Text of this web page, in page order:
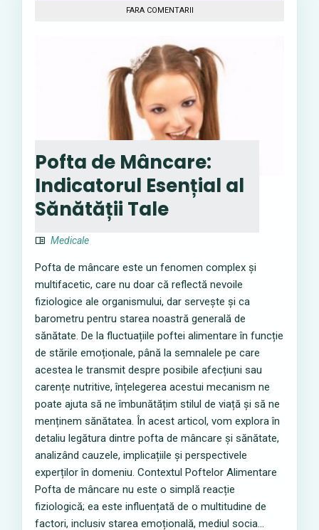
FARA COMENTARII
Pofta de Mâncare:
Indicatorul Esențial al
Sănătății Tale
Medicale
Pofta de mâncare este un fenomen complex și
multifacetic, care nu doar că reflectă nevoile
fiziologice ale organismului, dar servește și ca
barometru pentru starea noastră generală de
sănătate. De la fluctuațiile poftei alimentare în funcție
de stările emoționale, până la semnalele pe care
acestea le transmit despre posibile afecțiuni sau
carențe nutritive, înțelegerea acestui mecanism ne
poate ajuta să ne îmbunătățim stilul de viață și să ne
menținem sănătatea. În acest articol, vom explora în
detaliu legătura dintre pofta de mâncare și sănătate,
analizând cauzele, implicațiile și perspectivele
experților în domeniu. Contextul Poftelor Alimentare
Pofta de mâncare nu este o simplă reacție
fiziologică; ea este influențată de o multitudine de
factori, inclusiv starea emoțională, mediul socia...